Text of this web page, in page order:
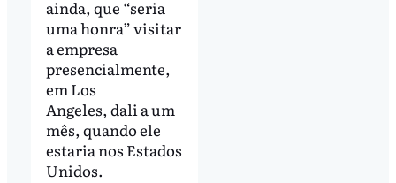
ainda, que “seria
uma honra” visitar
a empresa
presencialmente,
em Los
Angeles, dali a um
mês, quando ele
estaria nos Estados
Unidos.